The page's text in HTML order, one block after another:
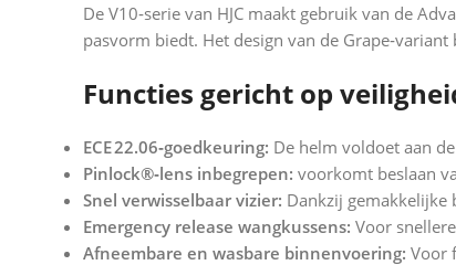
De V10‑serie van HJC maakt gebruik van de
pasvorm biedt. Het design van de
Functies gericht op
ECE 22.06‑goedkeuring: De helm voldoet aan
Pinlock®‑lens inbegrepen: voorkomt beslaan
Snel verwisselbaar vizier: Dankzij gemakkelijke
Emergency release wangkussens: Voor
Afneembare en wasbare binnenvoering: Voor